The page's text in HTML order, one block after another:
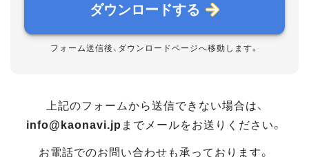
ダウンロードする
フォーム送信後、ダウンロードページへ移動します。
上記のフォームから送信できない場合は、
info@kaonavi.jp までメールをお送りください。
お電話でのお問い合わせも承っております。